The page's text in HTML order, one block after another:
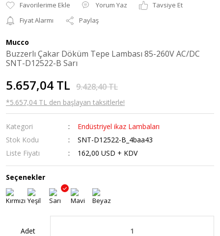
Yorum Yaz
Tavsiye Et
Fiyat Alarmı
Paylaş
Mucco
Buzzerlı Çakar Döküm Tepe Lambası 85-260V AC/DC
SNT-D12522-B Sarı
5.657,04 TL 9.428,40 TL
*5.657,04 TL den başlayan taksitlerle!
Kategori
Endüstriyel ikaz Lambaları
Stok Kodu
SNT-D12522-B_4baa43
Liste Fiyatı
162,00 USD + KDV
Seçenekler
Adet